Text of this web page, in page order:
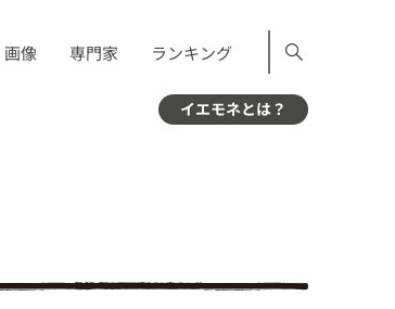
画像 専門家 ランキング
イエモネとは？